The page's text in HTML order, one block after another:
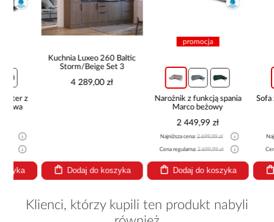
Kuchnia Luxeo 260 Baltic
Storm/Beige Set 3
4 289,00 zł
Dodaj do koszyka
promocja
Narożnik z funkcją spania
Marco beżowy
2 449,99 zł
Najniższa cena:2 699,99 zł
Cena regularna:2 699,99 zł
Dodaj do koszyka
Sofa z
Najniższa
Cena
Klienci, którzy kupili ten produkt nabyli